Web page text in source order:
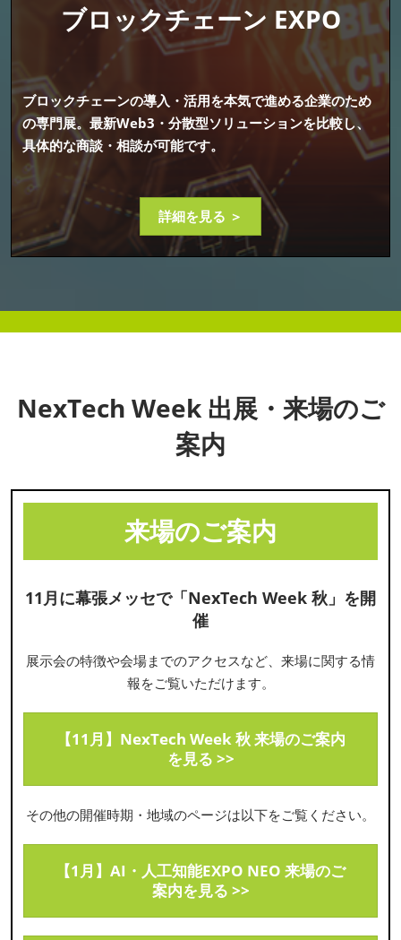
ブロックチェーン EXPO
ブロックチェーンの導入・活用を本気で進める企業のため
の専門展。最新Web3・分散型ソリューションを比較し、
具体的な商談・相談が可能です。
詳細を見る ＞
NexTech Week 出展・来場のご
案内
来場のご案内
11月に幕張メッセで「NexTech Week 秋」を開
催
展示会の特徴や会場までのアクセスなど、来場に関する情
報をご覧いただけます。
【11月】NexTech Week 秋 来場のご案内
を見る >>
その他の開催時期・地域のページは以下をご覧ください。
【1月】AI・人工知能EXPO NEO 来場のご
案内を見る >>